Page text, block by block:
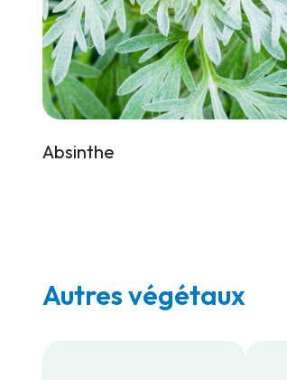
Absinthe
Autres végétaux